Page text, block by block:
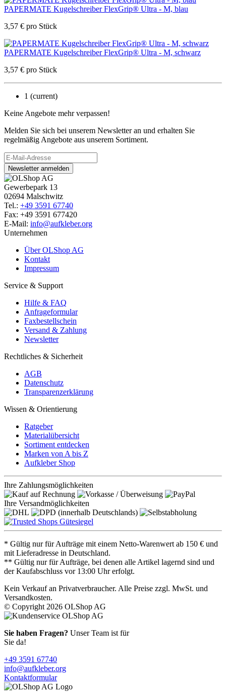
PAPERMATE Kugelschreiber FlexGrip® Ultra - M, blau
3,57 € pro Stück
PAPERMATE Kugelschreiber FlexGrip® Ultra - M, schwarz
3,57 € pro Stück
1 (current)
Keine Angebote mehr verpassen!
Melden Sie sich bei unserem Newsletter an und erhalten Sie
regelmäßig Angebote aus unserem Sortiment.
Newsletter anmelden
Gewerbepark 13
02694 Malschwitz
Tel.: +49 3591 67740
Fax: +49 3591 677420
E-Mail: info@aufkleber.org
Unternehmen
Über OLShop AG
Kontakt
Impressum
Service & Support
Hilfe & FAQ
Anfrageformular
Faxbestellschein
Versand & Zahlung
Newsletter
Rechtliches & Sicherheit
AGB
Datenschutz
Transparenzerklärung
Wissen & Orientierung
Ratgeber
Materialübersicht
Sortiment entdecken
Marken von A bis Z
Aufkleber Shop
Ihre Zahlungsmöglichkeiten
Ihre Versandmöglichkeiten
* Gültig nur für Aufträge mit einem Netto-Warenwert ab 150 € und
mit Lieferadresse in Deutschland.
** Gültig nur für Aufträge, bei denen alle Artikel lagernd sind und
der Kaufabschluss vor 13:00 Uhr erfolgt.
Kein Verkauf an Privatverbraucher. Alle Preise zzgl. MwSt. und
Versandkosten.
© Copyright 2026 OLShop AG
Sie haben Fragen? Unser Team ist für
Sie da!
+49 3591 67740
info@aufkleber.org
Kontaktformular